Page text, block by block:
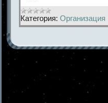
Категория: